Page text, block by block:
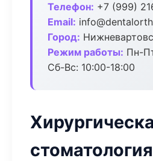
Телефон: +7 (999)
Email:
Город:
Режим работы: Пн-
Сб-Вс: 10:00-18:00